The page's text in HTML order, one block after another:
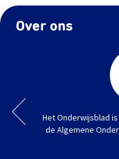
Over ons
Het Onderwijsblad
de Algemene